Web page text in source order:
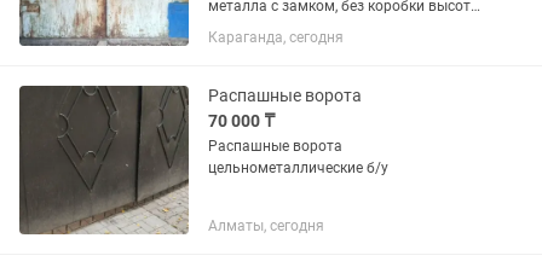
металла с замком, без коробки высота
2м ширина 2.5м
Караганда, сегодня
Распашные ворота
70 000 ₸
Распашные ворота
цельнометаллические б/у
Алматы, сегодня